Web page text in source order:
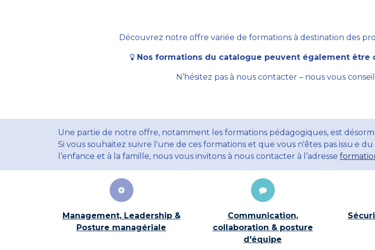
Découvrez notre offre variée de formations à destination des
Nos formations du catalogue peuvent également être
N’hésitez pas à nous contacter – nous vous
Une partie de notre offre, notamment les formations pédagogiques, est
Si vous souhaitez suivre l'une de ces formations et que vous n'êtes pas issu·e
l’enfance et à la famille, nous vous invitons à nous contacter à l’adresse
Management, Leadership &
Posture managériale
Communication,
collaboration & posture
d'équipe